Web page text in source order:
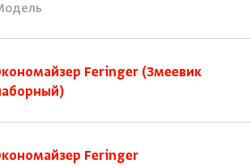
Feringer (Змеевик
Feringer